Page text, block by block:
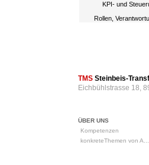
KPI- und
Rollen,
TMS Steinbeis-
Eichbühlstrasse 18,
ÜBER UNS
Kompetenzen
konkreteThemen von